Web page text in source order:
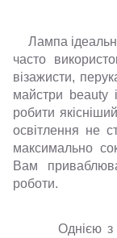
Лампа
часто
візажисти,
майстри beauty
робити
освітлення не
максимально
Вам
роботи.
Однією з